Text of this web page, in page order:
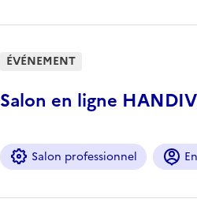
Salon en ligne
ÉVÉNEMENT
Salon professionnel